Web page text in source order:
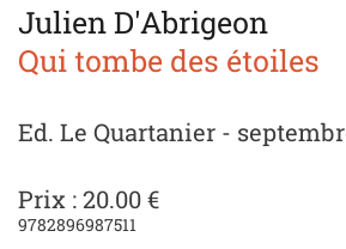
Julien D'Abrigeon
Qui tombe des étoiles
Ed. Le Quartanier -
Prix : 20.00 €
9782896987511